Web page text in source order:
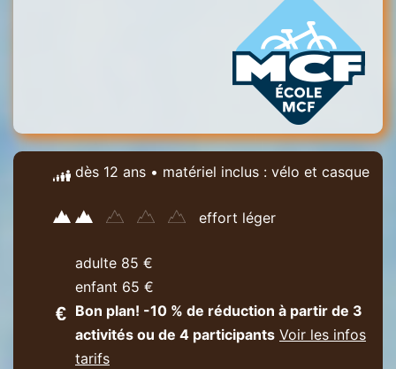
dès 12 ans • matériel inclus : vélo et casque
effort léger
adulte 85 €
enfant 65 €
Bon plan! -10 % de réduction à partir de 3
activités ou de 4 participants Voir les infos
tarifs